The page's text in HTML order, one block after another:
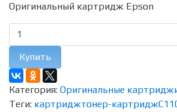
Оригинальный картридж Epson
Купить
Категория: Оригинальные
Теги: картриджтонер-картридж